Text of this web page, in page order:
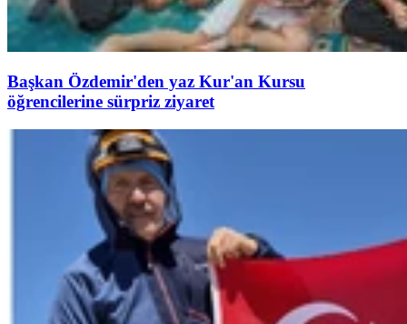
Başkan Özdemir'den yaz Kur'an Kursu
öğrencilerine sürpriz ziyaret